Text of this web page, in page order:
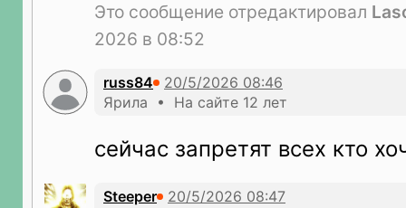
Это сообщение отредактировал
2026 в 08:52
russ84
Ярила • На сайте 12 лет
сейчас запретят всех кто
Steeper